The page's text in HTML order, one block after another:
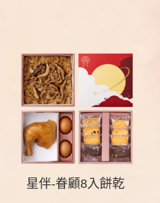
星伴-眷顧8入餅乾